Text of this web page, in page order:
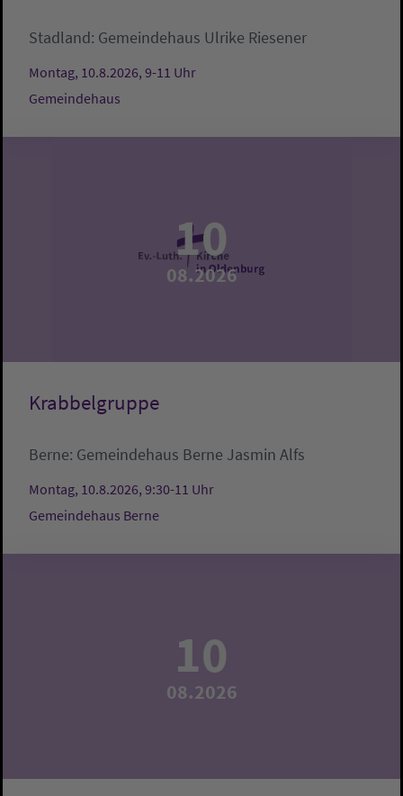
Stadland: Gemeindehaus Ulrike Riesener
Montag, 10.8.2026, 9-11 Uhr
Gemeindehaus
10
08.2026
Krabbelgruppe
Berne: Gemeindehaus Berne Jasmin Alfs
Montag, 10.8.2026, 9:30-11 Uhr
Gemeindehaus Berne
10
08.2026